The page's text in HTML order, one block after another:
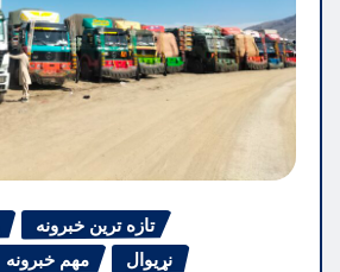
تازه ترین خبرونه
مهم خبرونه نړیوال